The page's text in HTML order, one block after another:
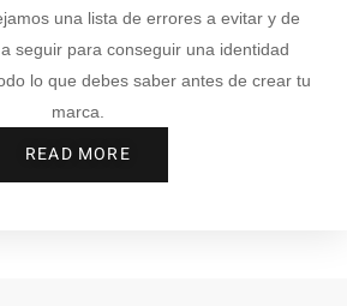
una lista de errores a evitar y de
seguir para conseguir una identidad
lo que debes saber antes de crear tu
marca.
READ MORE